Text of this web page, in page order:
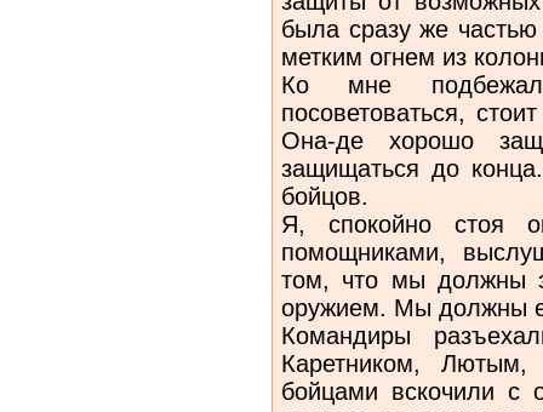
была сразу же
метким огнем из
Ко мне
посоветоваться,
Она-де хорошо
защищаться до
бойцов.
Я, спокойно стоя
помощниками,
том, что мы должны
оружием. Мы должны
Командиры
Каретником,
бойцами вскочили с